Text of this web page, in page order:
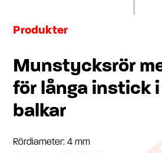
Produkter
Munstycksrör
för långa instick
balkar
Rördiameter: 4 mm